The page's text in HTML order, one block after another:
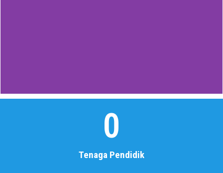
SMK
MUHAMMADIYAH 2
METRO
Selamat Datang di Sekolah Kami
Tenaga Pendidik
0